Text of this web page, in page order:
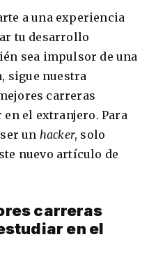
de
cualificados
19
en Cork
a una experiencia
tu desarrollo
sea impulsor de una
sigue nuestra
carreras
el extranjero. Para
un hacker, solo
nuevo artículo de
carreras
en el